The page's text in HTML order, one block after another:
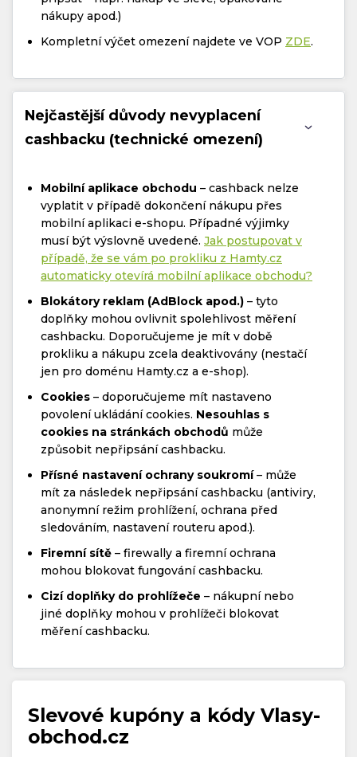
nákupy apod.)
Kompletní výčet omezení najdete ve VOP ZDE.
Nejčastější důvody nevyplacení
cashbacku (technické omezení)
Mobilní aplikace obchodu – cashback nelze
vyplatit v případě dokončení nákupu přes
mobilní aplikaci e-shopu. Případné výjimky
musí být výslovně uvedené. Jak postupovat v
případě, že se vám po prokliku z Hamty.cz
automaticky otevírá mobilní aplikace obchodu?
Blokátory reklam (AdBlock apod.) – tyto
doplňky mohou ovlivnit spolehlivost měření
cashbacku. Doporučujeme je mít v době
prokliku a nákupu zcela deaktivovány (nestačí
jen pro doménu Hamty.cz a e-shop).
Cookies – doporučujeme mít nastaveno
povolení ukládání cookies. Nesouhlas s
cookies na stránkách obchodů může
způsobit nepřipsání cashbacku.
Přísné nastavení ochrany soukromí– může
mít za následek nepřipsání cashbacku (antiviry,
anonymní režim prohlížení, ochrana před
sledováním, nastavení routeru apod.).
Firemní sítě – firewally a firemní ochrana
mohou blokovat fungování cashbacku.
Cizí doplňky do prohlížeče – nákupní nebo
jiné doplňky mohou v prohlížeči blokovat
měření cashbacku.
Slevové kupóny a kódy Vlasy-
obchod.cz